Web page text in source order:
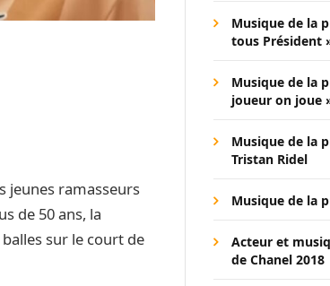
jeunes ramasseurs
de 50 ans, la
sur le court de
Musique de la
tous Président
Musique de la
joueur on joue
Musique de la
Tristan Ridel
Musique de la
Acteur et
de Chanel 2018